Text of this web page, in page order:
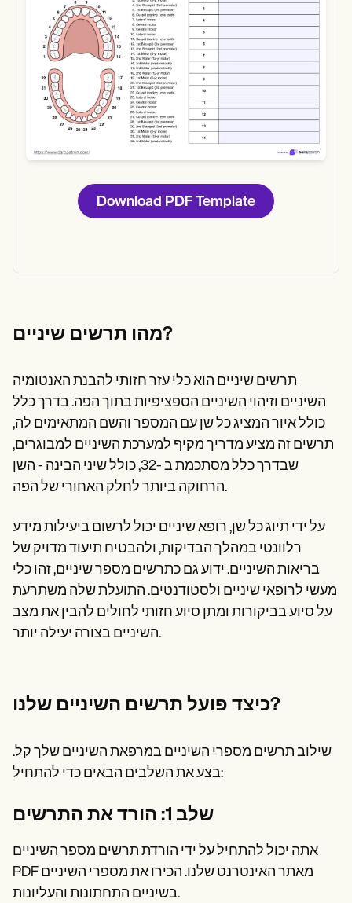
Use Template
Download
Download PDF Template
מהו תרשים שיניים?
תרשים שיניים הוא כלי עזר חזותי להבנת האנטומיה
השיניים וזיהוי השיניים הספציפיות בתוך הפה. בדרך כלל
כולל איור המציג כל שן עם המספר והשם המתאימים לה,
תרשים זה מציע מדריך מקיף למערכת השיניים למבוגרים,
שבדרך כלל מסתכמת ב -32, כולל שיני הבינה - השן
הרחוקה ביותר לחלק האחורי של הפה.
על ידי תיוג כל שן, רופא שיניים יכול לרשום ביעילות מידע
רלוונטי במהלך הבדיקות, ולהבטיח תיעוד מדויק של
בריאות השיניים. ידוע גם כתרשים מספר שיניים, זהו כלי
מעשי לרופאי שיניים ולסטודנטים. התועלת שלה משתרעת
על סיוע בביקורות ומתן סיוע חזותי לחולים להבין את מצב
השיניים בצורה יעילה יותר.
כיצד פועל תרשים השיניים שלנו?
שילוב תרשים מספרי השיניים במרפאת השיניים שלך קל.
בצע את השלבים הבאים כדי להתחיל:
שלב 1: הורד את התרשים
אתה יכול להתחיל על ידי הורדת תרשים מספר השיניים
PDF מאתר האינטרנט שלנו. הכירו את מספרי השיניים
בשיניים התחתונות והעליונות.